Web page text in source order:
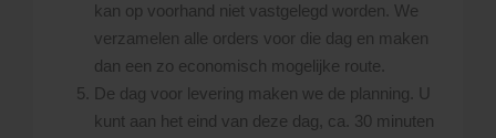
kan op voorhand niet vastgelegd worden. We
verzamelen alle orders voor die dag en maken
dan een zo economisch mogelijke route.
De dag voor levering maken we de planning. U
kunt aan het eind van deze dag, ca. 30 minuten